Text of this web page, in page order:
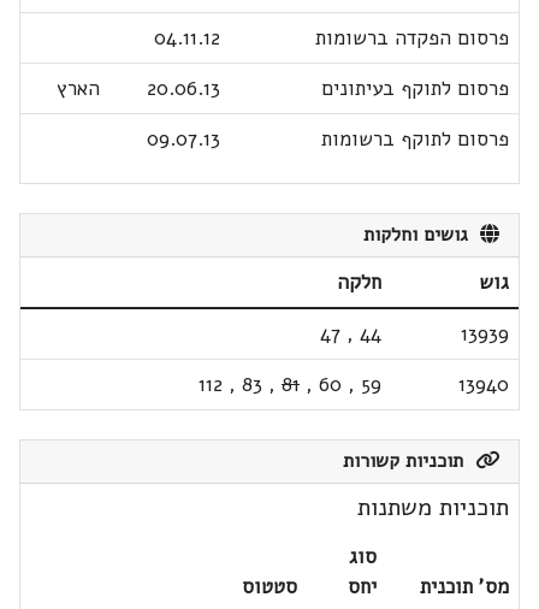
פרסום הפקדה ברשומות
04.11.12
פרסום לתוקף בעיתונים
20.06.13
הארץ
פרסום לתוקף ברשומות
09.07.13
גושים וחלקות
גוש
חלקה
13939
44
,
47
13940
59
,
60
,
81
,
83
,
112
תוכניות קשורות
תוכניות משתנות
מס' תוכנית
סוג
יחס
סטטוס